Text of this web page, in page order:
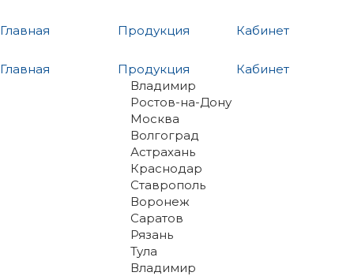
Главная Продукция Кабинет
Главная Продукция
Кабинет
Владимир
Ростов-на-Дону
Москва
Волгоград
Астрахань
Краснодар
Ставрополь
Воронеж
Саратов
Рязань
Тула
Владимир